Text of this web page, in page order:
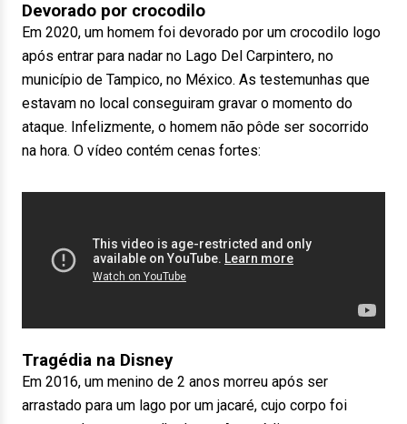
Devorado por crocodilo
Em 2020, um homem foi devorado por um crocodilo logo
após entrar para nadar no Lago Del Carpintero, no
município de Tampico, no México. As testemunhas que
estavam no local conseguiram gravar o momento do
ataque. Infelizmente, o homem não pôde ser socorrido
na hora. O vídeo contém cenas fortes:
Tragédia na Disney
Em 2016, um menino de 2 anos morreu após ser
arrastado para um lago por um jacaré, cujo corpo foi